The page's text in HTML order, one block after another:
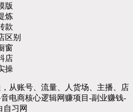
版
炼
款
区别
窗
店
操